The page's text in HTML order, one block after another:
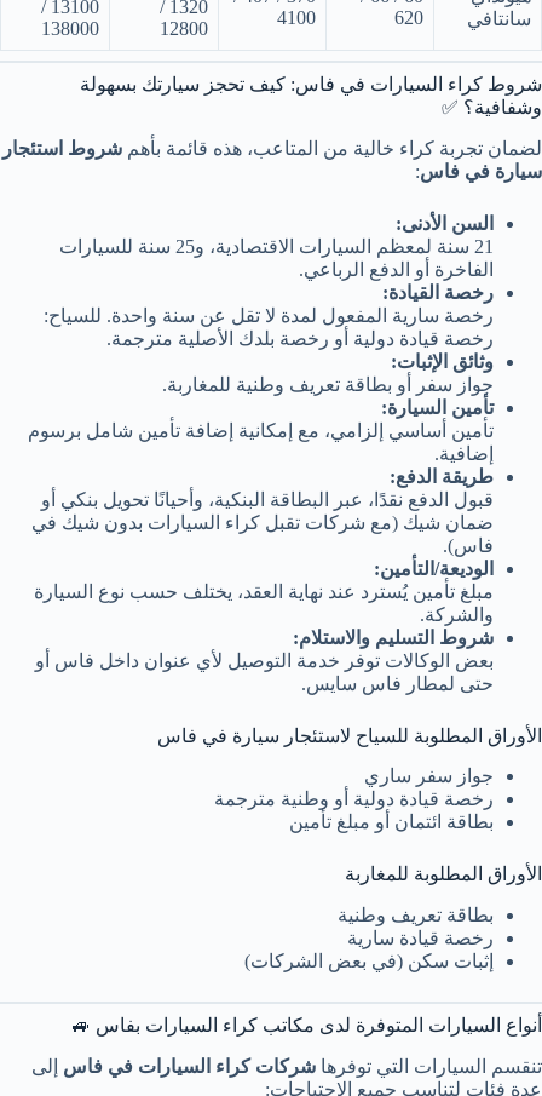
سانتافي
620
4100
1320 /
12800
13100 /
138000
شروط كراء السيارات في فاس: كيف تحجز سيارتك بسهولة
وشفافية؟ ✅
لضمان تجربة كراء خالية من المتاعب، هذه قائمة بأهم شروط استئجار
سيارة في فاس:
السن الأدنى:
21 سنة لمعظم السيارات الاقتصادية، و25 سنة للسيارات
الفاخرة أو الدفع الرباعي.
رخصة القيادة:
رخصة سارية المفعول لمدة لا تقل عن سنة واحدة. للسياح:
رخصة قيادة دولية أو رخصة بلدك الأصلية مترجمة.
وثائق الإثبات:
جواز سفر أو بطاقة تعريف وطنية للمغاربة.
تأمين السيارة:
تأمين أساسي إلزامي، مع إمكانية إضافة تأمين شامل برسوم
إضافية.
طريقة الدفع:
قبول الدفع نقدًا، عبر البطاقة البنكية، وأحيانًا تحويل بنكي أو
ضمان شيك (مع شركات تقبل كراء السيارات بدون شيك في
فاس).
الوديعة/التأمين:
مبلغ تأمين يُسترد عند نهاية العقد، يختلف حسب نوع السيارة
والشركة.
شروط التسليم والاستلام:
بعض الوكالات توفر خدمة التوصيل لأي عنوان داخل فاس أو
حتى لمطار فاس سايس.
الأوراق المطلوبة للسياح لاستئجار سيارة في فاس
جواز سفر ساري
رخصة قيادة دولية أو وطنية مترجمة
بطاقة ائتمان أو مبلغ تأمين
الأوراق المطلوبة للمغاربة
بطاقة تعريف وطنية
رخصة قيادة سارية
إثبات سكن (في بعض الشركات)
أنواع السيارات المتوفرة لدى مكاتب كراء السيارات بفاس 🚙
تنقسم السيارات التي توفرها شركات كراء السيارات في فاس إلى
عدة فئات لتناسب جميع الاحتياجات: